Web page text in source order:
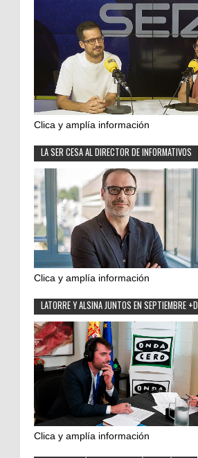
Clica y amplía información
LA SER CESA AL DIRECTOR DE INFORMATIVOS
Clica y amplía información
LATORRE Y ALSINA JUNTOS EN SEPTIEMBRE
Clica y amplía información